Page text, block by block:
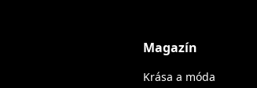
Magazín
Krása a móda